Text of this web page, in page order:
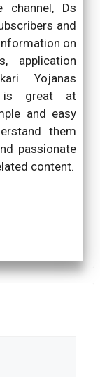
channel, Ds
and
on
application
Yojanas
is great at
and easy
them
passionate
content.